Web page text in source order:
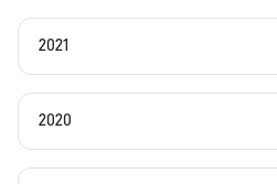
2021
2020